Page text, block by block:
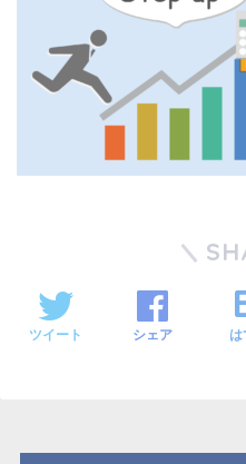
ツイート シェア は